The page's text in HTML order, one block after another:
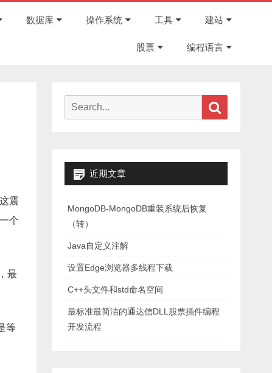
数据库 操作系统 工具 建站
股票 编程语言
震
个
最
等
Search
近期文章
MongoDB-MongoDB重装系统后恢复
（转）
Java自定义注解
设置Edge浏览器多线程下载
C++头文件和std命名空间
最标准最简洁的通达信DLL股票插件编程
开发流程